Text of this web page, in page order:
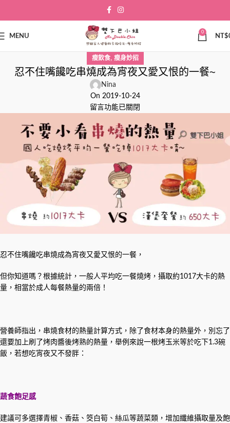
MENU
0
NT$
瘦飲食, 瘦身妙招
忍不住嘴饞吃串燒成為宵夜又愛又恨的一餐~
Nina
On 2019-10-24
留言功能已關閉
忍不住嘴饞吃串燒成為宵夜又愛又恨的一餐，
但你知道嗎？根據統計，一般人平均吃一餐燒烤，攝取約1017大卡的熱
量，相當於成人每餐熱量的兩倍！
營養師指出，串燒食材的熱量計算方式，除了食材本身的熱量外，別忘了
還要加上刷了烤肉醬後烤熟的熱量， 舉例來說一根烤玉米等於吃下1.3碗
飯，若想吃宵夜又不發胖：
蔬食飽足感
建議可多選擇青椒、香菇、筊白筍、絲瓜等蔬菜類，增加纖維攝取量及飽